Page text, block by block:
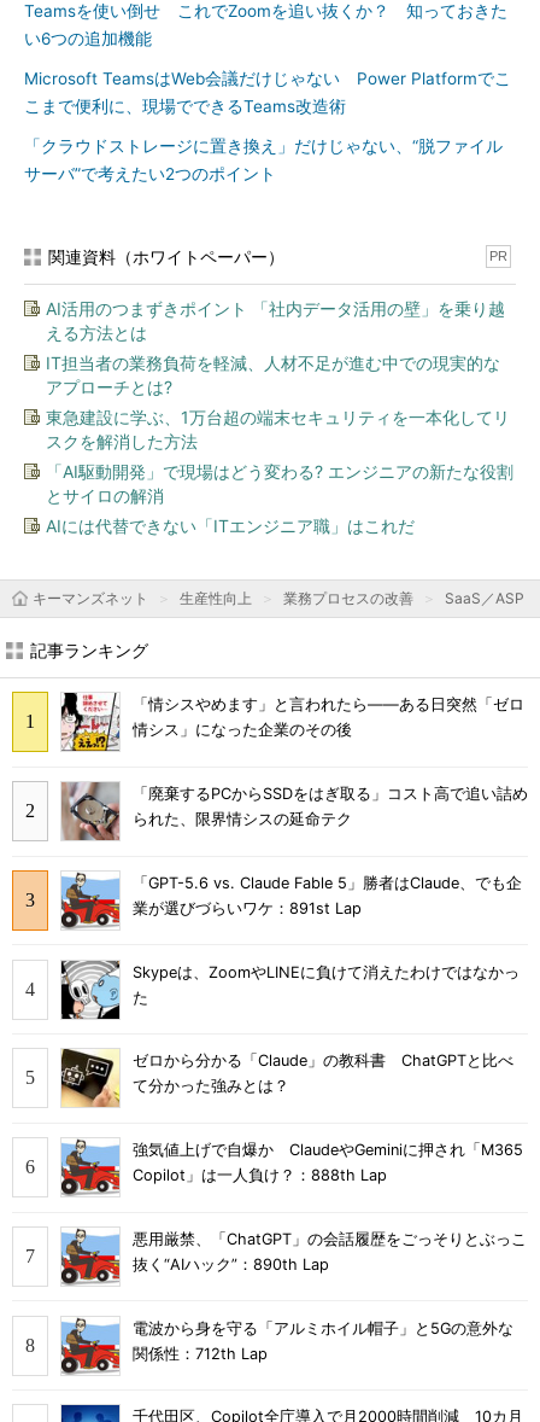
Teamsを使い倒せ これでZoomを追い抜くか？ 知っておきた
い6つの追加機能
Microsoft TeamsはWeb会議だけじゃない Power Platformでこ
こまで便利に、現場でできるTeams改造術
「クラウドストレージに置き換え」だけじゃない、“脱ファイル
サーバ”で考えたい2つのポイント
関連資料（ホワイトペーパー） PR
AI活用のつまずきポイント 「社内データ活用の壁」を乗り越
える方法とは
IT担当者の業務負荷を軽減、人材不足が進む中での現実的な
アプローチとは?
東急建設に学ぶ、1万台超の端末セキュリティを一本化してリ
スクを解消した方法
「AI駆動開発」で現場はどう変わる? エンジニアの新たな役割
とサイロの解消
AIには代替できない「ITエンジニア職」はこれだ
キーマンズネット 生産性向上 業務プロセスの改善 SaaS／ASP
記事ランキング
「情シスやめます」と言われたら――ある日突然「ゼロ
情シス」になった企業のその後
「廃棄するPCからSSDをはぎ取る」コスト高で追い詰め
られた、限界情シスの延命テク
「GPT-5.6 vs. Claude Fable 5」勝者はClaude、でも企
業が選びづらいワケ：891st Lap
Skypeは、ZoomやLINEに負けて消えたわけではなかっ
た
ゼロから分かる「Claude」の教科書 ChatGPTと比べ
て分かった強みとは？
強気値上げで自爆か ClaudeやGeminiに押され「M365
Copilot」は一人負け？：888th Lap
悪用厳禁、「ChatGPT」の会話履歴をごっそりとぶっこ
抜く“AIハック”：890th Lap
電波から身を守る「アルミホイル帽子」と5Gの意外な
関係性：712th Lap
千代田区、Copilot全庁導入で月2000時間削減 10カ月